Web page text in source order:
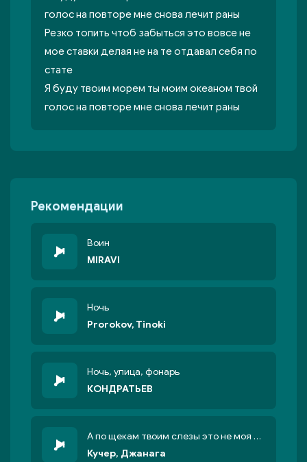
голос на повторе мне снова лечит раны
Резко топить чтоб забыться это вовсе не
мое ставки делая не на те отдавал себя по
стате
Я буду твоим морем ты моим океаном твой
голос на повторе мне снова лечит раны
Рекомендации
Воин
MIRAVI
Ночь
Prorokov, Tinoki
Ночь, улица, фонарь
КОНДРАТЬЕВ
А по щекам твоим слезы это не моя вина
Кучер, Джанага